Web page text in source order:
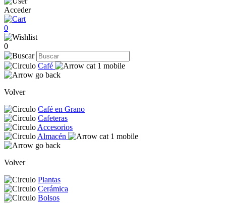
Acceder
0
0
Café
Volver
Café en Grano
Cafeteras
Accesorios
Almacén
Volver
Plantas
Cerámica
Bolsos